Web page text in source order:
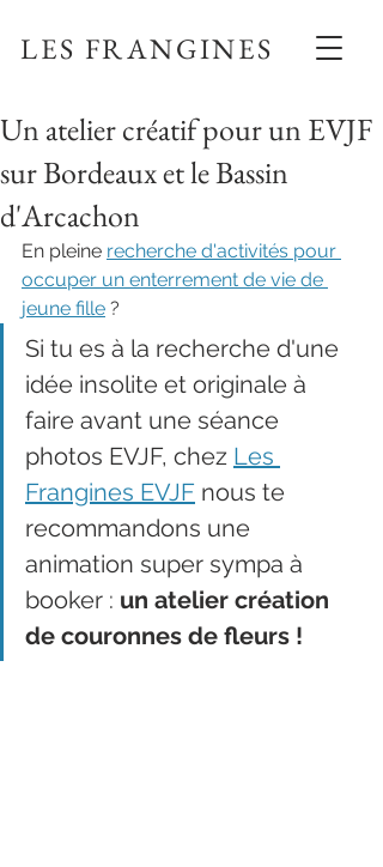
LES FRANGINES
Un atelier créatif pour un EVJF
sur Bordeaux et le Bassin
d'Arcachon
En pleine recherche d'activités pour
occuper un enterrement de vie de
jeune fille ?
Si tu es à la recherche d'une
idée insolite et originale à
faire avant une séance
photos EVJF, chez Les
Frangines EVJF nous te
recommandons une
animation super sympa à
booker : un atelier création
de couronnes de fleurs !